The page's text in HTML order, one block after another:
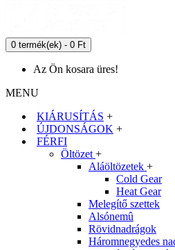
0 termék(ek) - 0 Ft
Az Ön kosara üres!
MENU
KIÁRUSÍTÁS +
ÚJDONSÁGOK +
FÉRFI
Öltözet +
Aláöltözetek +
Cold Gear
Heat Gear
Melegítő szettek
Alsónemû
Rövidnadrágok
Háromnegyedes